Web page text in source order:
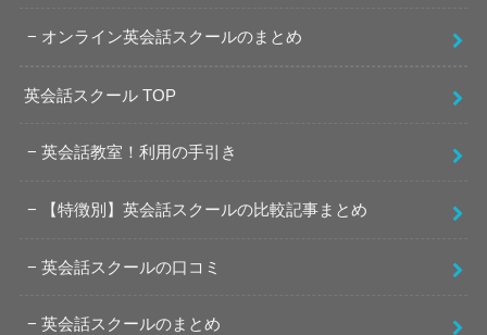
オンライン英会話スクールのまとめ
英会話スクール TOP
英会話教室！利用の手引き
【特徴別】英会話スクールの比較記事まとめ
英会話スクールの口コミ
英会話スクールのまとめ